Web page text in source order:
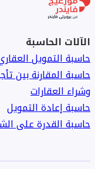
الآلات الحاسبة
حاسبة التمويل
حاسبة المقارنة بين
وشراء العقارات
حاسبة إعادة التمويل
حاسبة القدرة على